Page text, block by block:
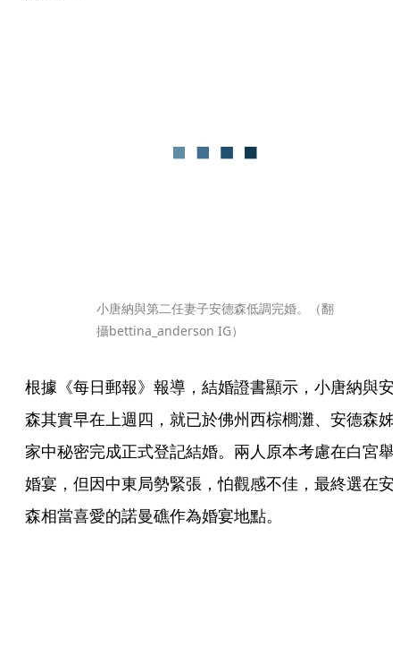
小唐納與第二任妻子安德森低調完婚。（翻
攝bettina_anderson IG）
根據《每日郵報》報導，結婚證書顯示，小唐納與安
森其實早在上週四，就已於佛州西棕櫚灘、安德森姊
家中秘密完成正式登記結婚。兩人原本考慮在白宮舉
婚宴，但因中東局勢緊張，怕觀感不佳，最終選在安
森相當喜愛的諾曼礁作為婚宴地點。